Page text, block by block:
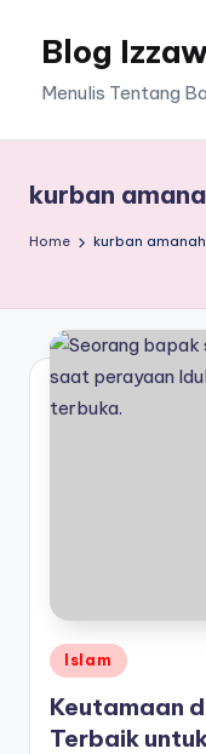
Blog
Menulis Tentang
kurban
Home kurban amanah
Posted
in
Islam
Keutamaan
Terbaik